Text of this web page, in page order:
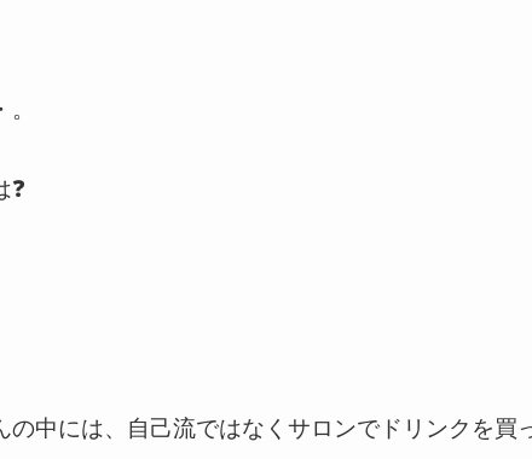
の中には、自己流ではなくサロンでドリンクを買